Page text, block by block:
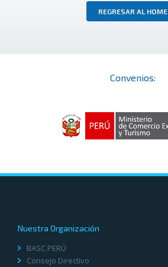
REGRESAR AL HOME
Convenios:
Nuestra Organización
BASC PERÚ
Consejo Directivo